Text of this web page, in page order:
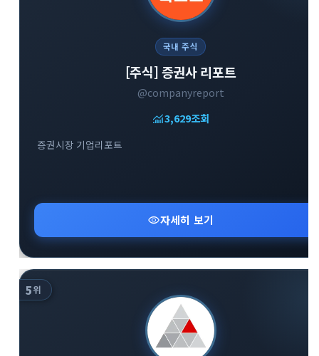
국내 주식
[주식] 증권사 리포트
@companyreport
monitoring3,629조회
증권시장 기업리포트
visibility자세히 보기
5위